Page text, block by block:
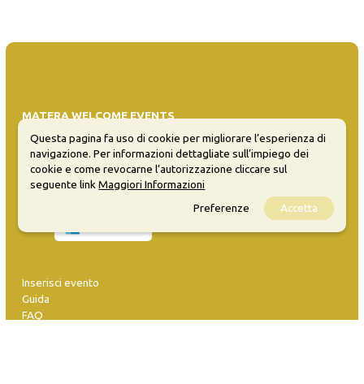
MATERA WELCOME EVENTS
Opendata
Privacy
Inserisci evento
Guida
FAQ
Questa pagina fa uso di cookie per migliorare l’esperienza di
navigazione. Per informazioni dettagliate sull’impiego dei
cookie e come revocarne l’autorizzazione cliccare sul
seguente linkMaggiori Informazioni
Preferenze
Accetta